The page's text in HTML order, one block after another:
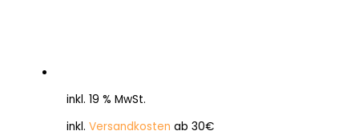
inkl. 19 % MwSt.
inkl. Versandkosten ab 30€